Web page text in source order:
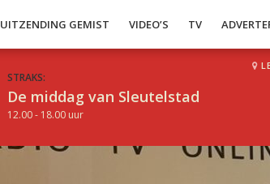
UITZENDING GEMIST VIDEO’S TV
STRAKS:
De middag van Sleutelstad
12.00 - 18.00 uur